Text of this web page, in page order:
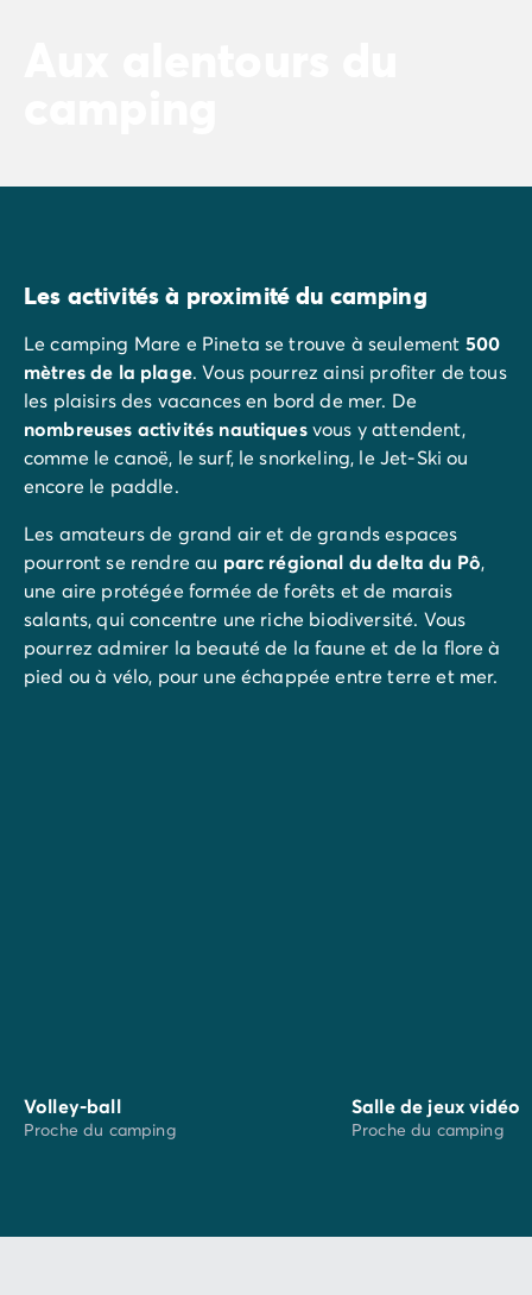
Les activités à proximité du camping
Le camping Mare e Pineta se trouve à seulement 500
mètres de la plage. Vous pourrez ainsi profiter de tous
les plaisirs des vacances en bord de mer. De
nombreuses activités nautiquesvous y attendent,
comme le canoë, le surf, le snorkeling, le Jet-Ski ou
encore le paddle.
Les amateurs de grand air et de grands espaces
pourront se rendre au parc régional du delta du Pô,
une aire protégée formée de forêts et de marais
salants, qui concentre une riche biodiversité. Vous
pourrez admirer la beauté de la faune et de la flore à
pied ou à vélo, pour une échappée entre terre et mer.
Volley-ball
Proche du camping
Salle de jeux vidéo
Proche du camping